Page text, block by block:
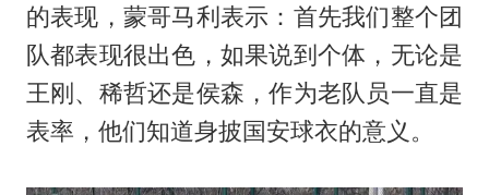
的表现，蒙哥马利表示：首先我们整个团
队都表现很出色，如果说到个体，无论是
王刚、稀哲还是侯森，作为老队员一直是
表率，他们知道身披国安球衣的意义。